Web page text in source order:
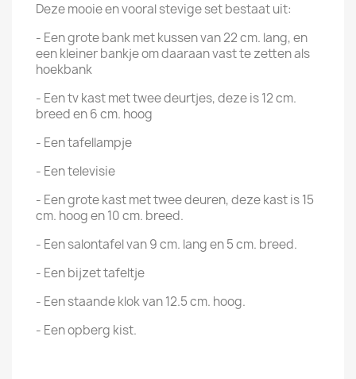
Deze mooie en vooral stevige set bestaat uit:
- Een grote bank met kussen van 22 cm. lang, en
een kleiner bankje om daaraan vast te zetten als
hoekbank
- Een tv kast met twee deurtjes, deze is 12 cm.
breed en 6 cm. hoog
- Een tafellampje
- Een televisie
- Een grote kast met twee deuren, deze kast is 15
cm. hoog en 10 cm. breed.
- Een salontafel van 9 cm. lang en 5 cm. breed.
- Een bijzet tafeltje
- Een staande klok van 12.5 cm. hoog.
- Een opberg kist.